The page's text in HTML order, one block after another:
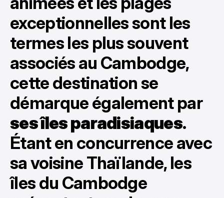
exceptionnelles sont les
termes les plus souvent
associés au Cambodge,
cette destination se
démarque également par
ses îles paradisiaques.
Étant en concurrence avec
sa voisine Thaïlande, les
îles du Cambodge